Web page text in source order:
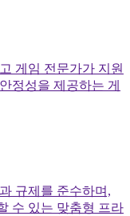
게임 전문가가 지원
정성을 제공하는 게
규제를 준수하며,
수 있는 맞춤형 프라